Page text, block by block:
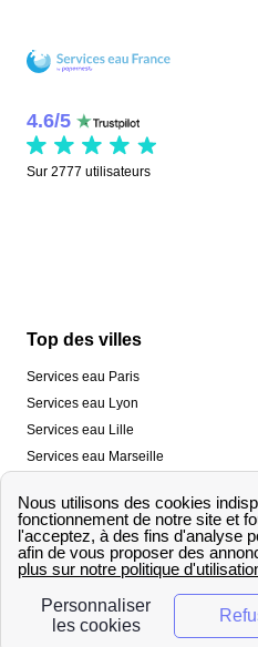
4.6/5
Sur 2777 utilisateurs
Top des villes
Services eau Paris
Services eau Lyon
Services eau Lille
Services eau Marseille
Services eau Toulon
Nos outils
🛁 Simulateur consommation eau